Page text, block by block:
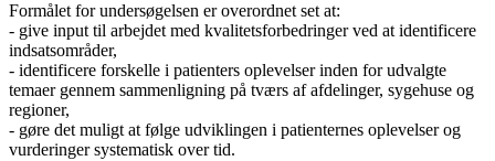
Formålet for undersøgelsen er overordnet set at:
- give input til arbejdet med kvalitetsforbedringer ved at identificere
indsatsområder,
- identificere forskelle i patienters oplevelser inden for udvalgte
temaer gennem sammenligning på tværs af afdelinger, sygehuse og
regioner,
- gøre det muligt at følge udviklingen i patienternes oplevelser og
vurderinger systematisk over tid.